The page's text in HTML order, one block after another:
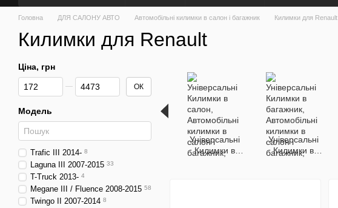
Головна ДЛЯ САЛОНУ АВТО Автомобільні килимки в салон і багажник Килимки для Renault
Килимки для Renault
Універсальні
Килимки в
Універсальні
Килимки в
Ціна, грн
Від Ціна, грн
До Ціна, грн ОК
Модель
Trafic III 2014- 8
Laguna III 2007-2015 33
T-Truck 2013- 4
Megane III / Fluence 2008-2015 58
Twingo II 2007-2014 8